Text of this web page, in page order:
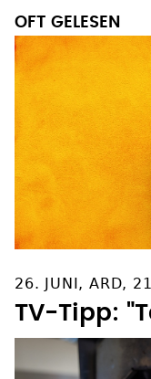
TV-Tipp: